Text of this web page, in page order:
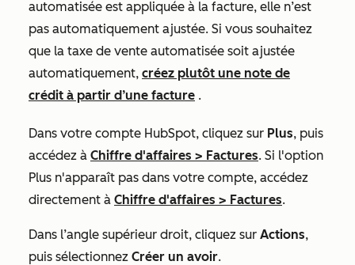
automatisée est appliquée à la facture, elle n’est
pas automatiquement ajustée. Si vous souhaitez
que la taxe de vente automatisée soit ajustée
automatiquement, créez plutôt une note de
crédit à partir d’une facture .
Dans votre compte HubSpot, cliquez sur Plus, puis
accédez à Chiffre d'affaires > Factures. Si l'option
Plus n'apparaît pas dans votre compte, accédez
directement à Chiffre d'affaires > Factures.
Dans l’angle supérieur droit, cliquez sur Actions,
puis sélectionnez Créer un avoir.